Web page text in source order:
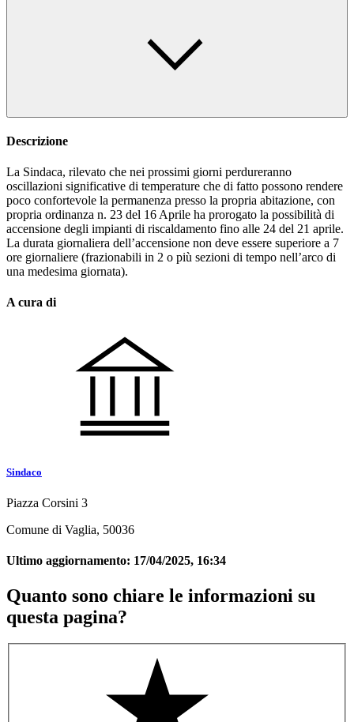
Descrizione
La Sindaca, rilevato che nei prossimi giorni perdureranno
oscillazioni significative di temperature che di fatto possono rendere
poco confortevole la permanenza presso la propria abitazione, con
propria ordinanza n. 23 del 16 Aprile ha prorogato la possibilità di
accensione degli impianti di riscaldamento fino alle 24 del 21 aprile.
La durata giornaliera dell’accensione non deve essere superiore a 7
ore giornaliere (frazionabili in 2 o più sezioni di tempo nell’arco di
una medesima giornata).
A cura di
Sindaco
Piazza Corsini 3
Comune di Vaglia, 50036
Ultimo aggiornamento: 17/04/2025, 16:34
Quanto sono chiare le informazioni su
questa pagina?